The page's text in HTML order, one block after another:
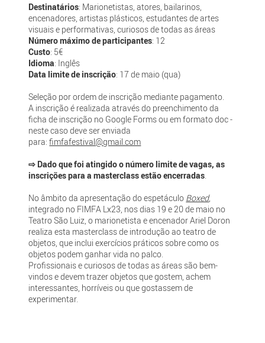
Destinatários: Marionetistas, atores, bailarinos,
encenadores, artistas plásticos, estudantes de artes
visuais e performativas, curiosos de todas as áreas
Número máximo de participantes: 12
Custo: 5€
Idioma: Inglês
Data limite de inscrição: 17 de maio (qua)
Seleção por ordem de inscrição mediante pagamento.
A inscrição é realizada através do preenchimento da
ficha de inscrição no Google Forms ou em formato doc -
neste caso deve ser enviada
para:fimfafestival@gmail.com
⇨ Dado que foi atingido o número limite de vagas, as
inscrições para a masterclass estão encerradas.
No âmbito da apresentação do espetáculo Boxed,
integrado no FIMFA Lx23, nos dias 19 e 20 de maio no
Teatro São Luiz, o marionetista e encenador Ariel Doron
realiza esta masterclass de introdução ao teatro de
objetos, que inclui exercícios práticos sobre como os
objetos podem ganhar vida no palco.
Profissionais e curiosos de todas as áreas são bem-
vindos e devem trazer objetos que gostem, achem
interessantes, horríveis ou que gostassem de
experimentar.